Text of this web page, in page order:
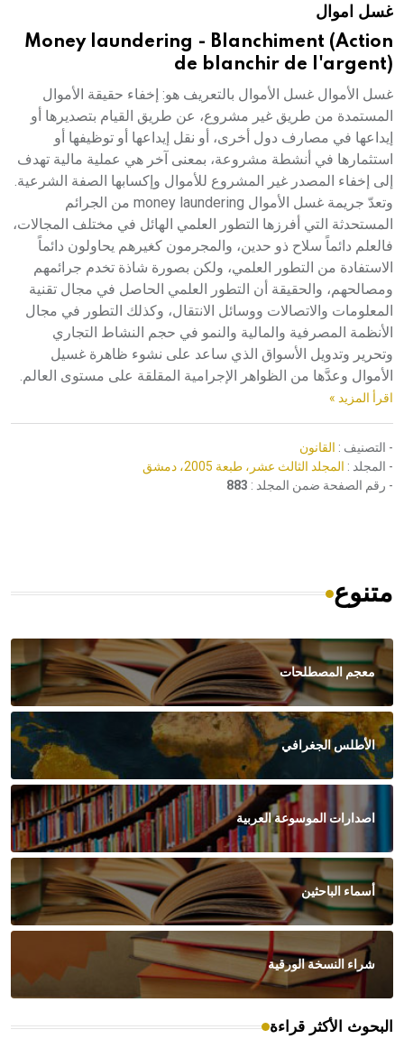
هيئة الموسوعة العربية تطلق موسوعات جديدة في عام 2026غسل اموال
Money laundering - Blanchiment (Action
de blanchir de l'argent)
غسل الأموال غسل الأموال بالتعريف هو: إخفاء حقيقة الأموال
المستمدة من طريق غير مشروع، عن طريق القيام بتصديرها أو
إيداعها في مصارف دول أخرى، أو نقل إيداعها أو توظيفها أو
استثمارها في أنشطة مشروعة، بمعنى آخر هي عملية مالية تهدف
إلى إخفاء المصدر غير المشروع للأموال وإكسابها الصفة الشرعية.
وتعدّ جريمة غسل الأموال money laundering من الجرائم
المستحدثة التي أفرزها التطور العلمي الهائل في مختلف المجالات،
فالعلم دائماً سلاح ذو حدين، والمجرمون كغيرهم يحاولون دائماً
الاستفادة من التطور العلمي، ولكن بصورة شاذة تخدم جرائمهم
ومصالحهم، والحقيقة أن التطور العلمي الحاصل في مجال تقنية
المعلومات والاتصالات ووسائل الانتقال، وكذلك التطور في مجال
الأنظمة المصرفية والمالية والنمو في حجم النشاط التجاري
وتحرير وتدويل الأسواق الذي ساعد على نشوء ظاهرة غسيل
الأموال وعدَّها من الظواهر الإجرامية المقلقة على مستوى العالم.
اقرأ المزيد »
- التصنيف : القانون
- المجلد : المجلد الثالث عشر، طبعة 2005، دمشق
- رقم الصفحة ضمن المجلد : 883
متنوع
معجم المصطلحات
الأطلس الجغرافي
اصدارات الموسوعة العربية
أسماء الباحثين
شراء النسخة الورقية
البحوث الأكثر قراءة